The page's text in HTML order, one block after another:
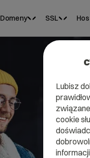
Domeny SSL
Lubisz
cookie